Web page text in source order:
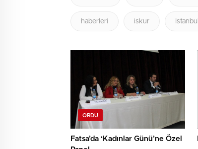
haberleri iskur Istanbul
ORDU
Fatsa’da ‘Kadınlar Günü’ne Özel